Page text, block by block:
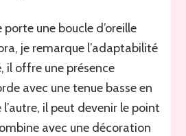
une boucle d’oreille
je remarque l’adaptabilité
il offre une présence
avec une tenue basse en
il peut devenir le point
avec une décoration